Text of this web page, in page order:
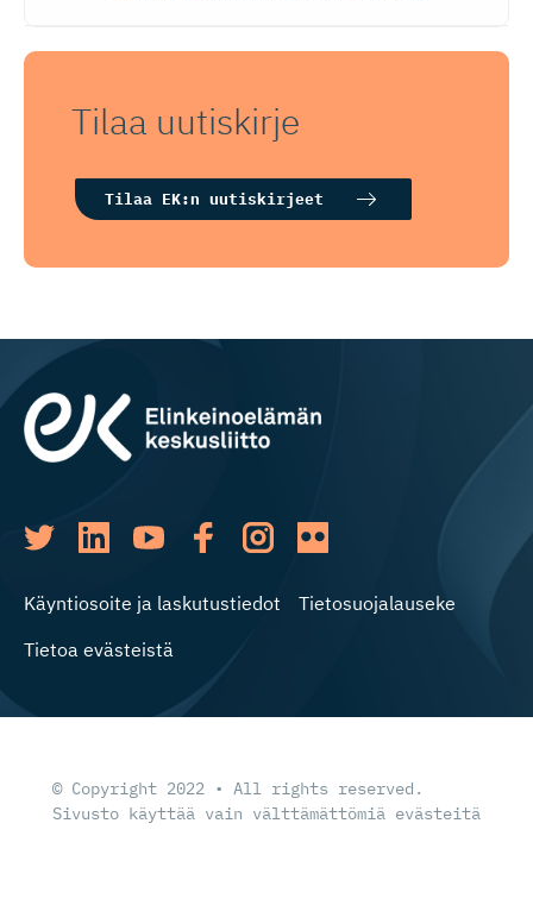
Tilaa uutiskirje
Tilaa EK:n uutiskirjeet
Käyntiosoite ja laskutustiedot
Tietosuojalauseke
Tietoa evästeistä
© Copyright 2022 • All rights reserved.
Sivusto käyttää vain välttämättömiä evästeitä